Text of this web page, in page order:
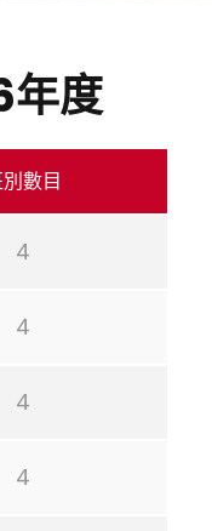
度
數目
4
4
4
4